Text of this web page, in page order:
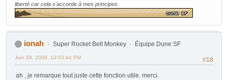
liberté car cela s'accorde à mes principes.
ionah Super Rocket Belt Monkey Équipe Dune SF
#18
Juin 28, 2009, 10:53:44 PM
ah , je remarque tout juste cette fonction utile. merci.